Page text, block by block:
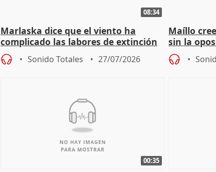
08:34
Marlaska dice que el viento ha
complicado las labores de extinción
durante la madrugada
Sonido Totales 27/07/2026
Maíllo
sin la
órganos
00:35